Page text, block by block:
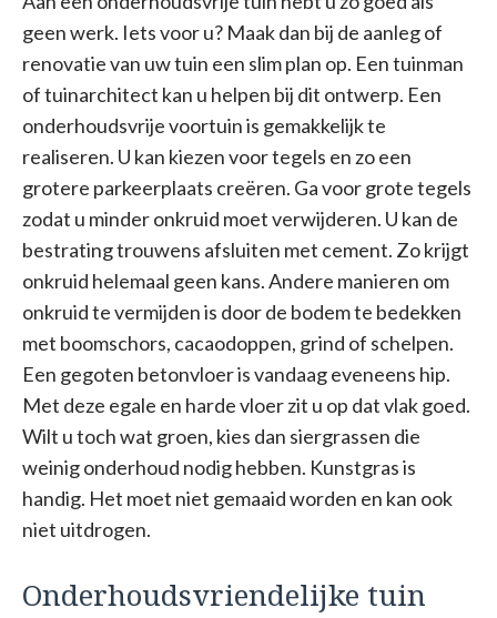
geen werk. Iets voor u? Maak dan bij de aanleg of
renovatie van uw tuin een slim plan op. Een tuinman
of tuinarchitect kan u helpen bij dit ontwerp. Een
onderhoudsvrije voortuin is gemakkelijk te
realiseren. U kan kiezen voor tegels en zo een
grotere parkeerplaats creëren. Ga voor grote tegels
zodat u minder onkruid moet verwijderen. U kan de
bestrating trouwens afsluiten met cement. Zo krijgt
onkruid helemaal geen kans. Andere manieren om
onkruid te vermijden is door de bodem te bedekken
met boomschors, cacaodoppen, grind of schelpen.
Een gegoten betonvloer is vandaag eveneens hip.
Met deze egale en harde vloer zit u op dat vlak goed.
Wilt u toch wat groen, kies dan siergrassen die
weinig onderhoud nodig hebben. Kunstgras is
handig. Het moet niet gemaaid worden en kan ook
niet uitdrogen.
Onderhoudsvriendelijke tuin